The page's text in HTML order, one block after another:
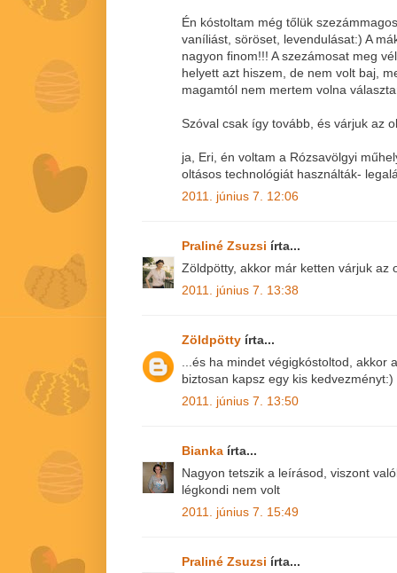
Én kóstoltam még tőlük
vaníliást, söröset, levendulásat:) A
nagyon finom!!! A szezámosat meg
helyett azt hiszem, de nem volt baj,
magamtól nem mertem volna
Szóval csak így tovább, és várjuk az
ja, Eri, én voltam a Rózsavölgyi
oltásos technológiát használták-
2011. június 7. 12:06
Praliné Zsuzsi írta...
Zöldpötty, akkor már ketten várjuk az
2011. június 7. 13:38
Zöldpötty írta...
...és ha mindet végigkóstoltod, akkor
biztosan kapsz egy kis kedvezményt:)
2011. június 7. 13:50
Bianka írta...
Nagyon tetszik a leírásod, viszont
légkondi nem volt
2011. június 7. 15:49
Praliné Zsuzsi írta...